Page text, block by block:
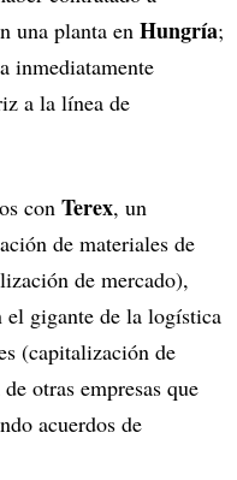
una planta en Hungría;
inmediatamente
a la línea de
con Terex, un
de materiales de
de mercado),
el gigante de la logística
(capitalización de
otras empresas que
acuerdos de